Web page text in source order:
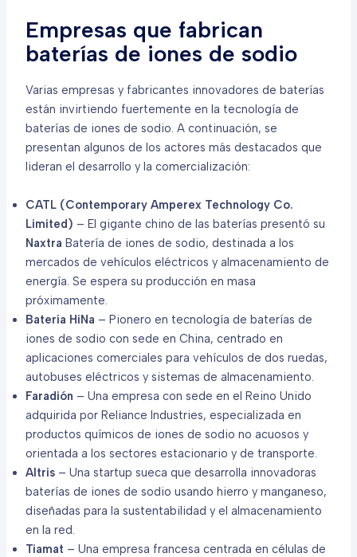
Empresas que fabrican
baterías de iones de sodio
Varias empresas y fabricantes innovadores de baterías
están invirtiendo fuertemente en la tecnología de
baterías de iones de sodio. A continuación, se
presentan algunos de los actores más destacados que
lideran el desarrollo y la comercialización:
CATL (Contemporary Amperex Technology Co.
Limited) – El gigante chino de las baterías presentó su
Naxtra Batería de iones de sodio, destinada a los
mercados de vehículos eléctricos y almacenamiento de
energía. Se espera su producción en masa
próximamente.
Batería HiNa – Pionero en tecnología de baterías de
iones de sodio con sede en China, centrado en
aplicaciones comerciales para vehículos de dos ruedas,
autobuses eléctricos y sistemas de almacenamiento.
Faradión – Una empresa con sede en el Reino Unido
adquirida por Reliance Industries, especializada en
productos químicos de iones de sodio no acuosos y
orientada a los sectores estacionario y de transporte.
Altris– Una startup sueca que desarrolla innovadoras
baterías de iones de sodio usando hierro y manganeso,
diseñadas para la sustentabilidad y el almacenamiento
en la red.
Tiamat – Una empresa francesa centrada en células de